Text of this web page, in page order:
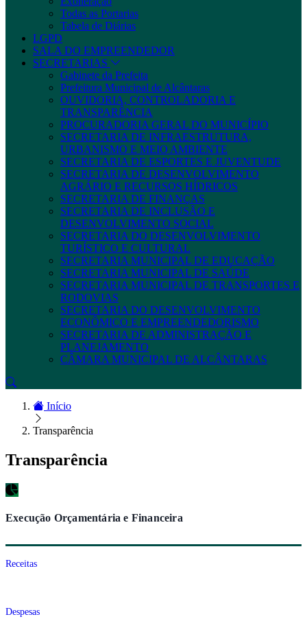
Todas as Portarias
Tabela de Diárias
LGPD
SALA DO EMPREENDEDOR
SECRETARIAS
Gabinete da Prefeita
Prefeitura Municipal de Alcântaras
OUVIDORIA, CONTROLADORIA E
TRANSPARÊNCIA
PROCURADORIA GERAL DO MUNICÍPIO
SECRETARIA DE INFRAESTRUTURA,
URBANISMO E MEIO AMBIENTE
SECRETARIA DE ESPORTES E JUVENTUDE
SECRETARIA DE DESENVOLVIMENTO
AGRÁRIO E RECURSOS HÍDRICOS
SECRETARIA DE FINANÇAS
SECRETARIA DE INCLUSÃO E
DESENVOLVIMENTO SOCIAL
SECRETARIA DO DESENVOLVIMENTO
TURÍSTICO E CULTURAL
SECRETARIA MUNICIPAL DE EDUCAÇÃO
SECRETARIA MUNICIPAL DE SAÚDE
SECRETARIA MUNICIPAL DE TRANSPORTES E
RODOVIAS
SECRETARIA DO DESENVOLVIMENTO
ECONÔMICO E EMPREENDEDORISMO
SECRETARIA DE ADMINISTRAÇÃO E
PLANEJAMENTO
CÂMARA MUNICIPAL DE ALCÂNTARAS
Início
Transparência
Transparência
Execução Orçamentária e Financeira
Receitas
Despesas